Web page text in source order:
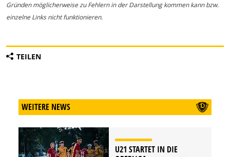
Gründen möglicherweise zu Fehlern in der Darstellung kommen kann bzw.
einzelne Links nicht funktionieren.
TEILEN
WEITERE NEWS
U21 STARTET IN DIE